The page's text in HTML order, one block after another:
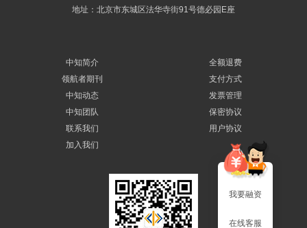
地址：北京市东城区法华寺街91号德必园E座
中知简介
领航者期刊
中知动态
中知团队
联系我们
加入我们
全额退费
支付方式
发票管理
保密协议
用户协议
我要融资
在线客服